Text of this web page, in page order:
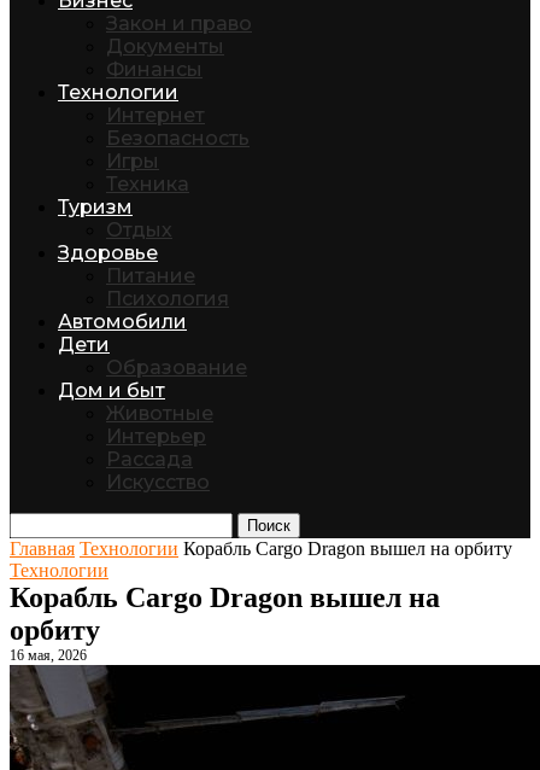
Закон и право
Документы
Финансы
Технологии
Интернет
Безопасность
Игры
Техника
Туризм
Отдых
Здоровье
Питание
Психология
Автомобили
Дети
Образование
Дом и быт
Животные
Интерьер
Рассада
Искусство
Поиск
Главная Технологии Корабль Cargo Dragon вышел на орбиту
Технологии
Корабль Cargo Dragon вышел на
орбиту
16 мая, 2026